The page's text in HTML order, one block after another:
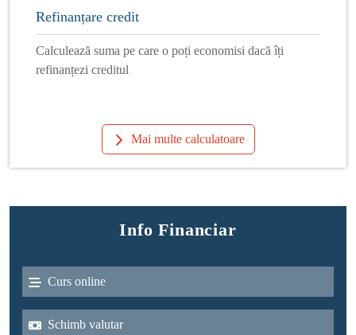
Refinanțare credit
Calculează suma pe care o poți economisi dacă îți
refinanțezi creditul
Mai multe calculatoare
Info Financiar
Curs online
Schimb valutar